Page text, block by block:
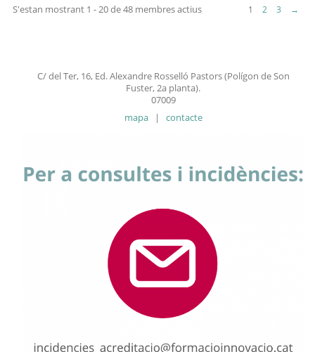
S'estan mostrant 1 - 20 de 48 membres actius 1 2 3 →
C/ del Ter, 16, Ed. Alexandre Rosselló Pastors (Polígon de Son
Fuster, 2a planta).
07009
mapa
| contacte